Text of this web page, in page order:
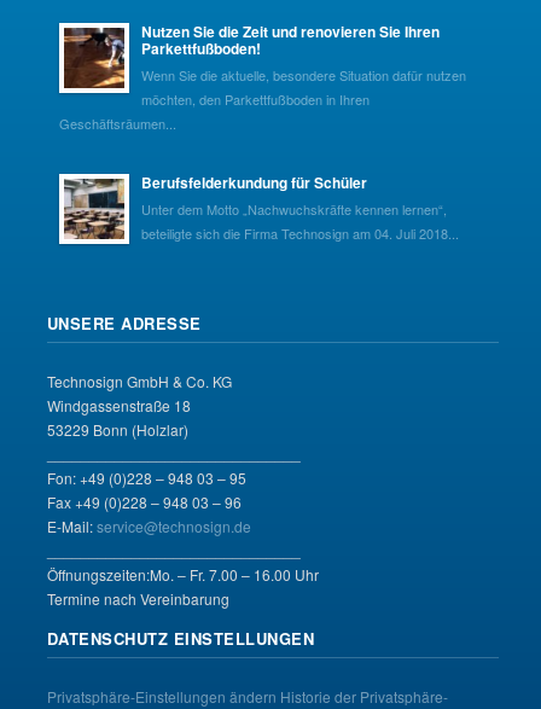
Nutzen Sie die Zeit und renovieren Sie Ihren
Parkettfußboden!
Wenn Sie die aktuelle, besondere Situation dafür nutzen
möchten, den Parkettfußboden in Ihren
Geschäftsräumen...
Berufsfelderkundung für Schüler
Unter dem Motto „Nachwuchskräfte kennen lernen“,
beteiligte sich die Firma Technosign am 04. Juli 2018...
UNSERE ADRESSE
Technosign GmbH & Co. KG
Windgassenstraße 18
53229 Bonn (Holzlar)
Fon: +49 (0)228 – 948 03 – 95
Fax +49 (0)228 – 948 03 – 96
E-Mail:service@technosign.de
Öffnungszeiten:Mo. – Fr. 7.00 – 16.00 Uhr
Termine nach Vereinbarung
DATENSCHUTZ EINSTELLUNGEN
Privatsphäre-Einstellungen ändern Historie der Privatsphäre-